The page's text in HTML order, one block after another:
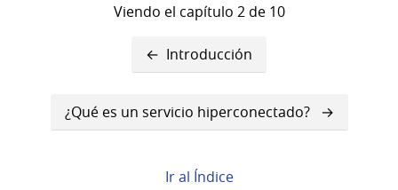
Viendo el capítulo 2 de 10
transversales
Introducción
¿Qué es un servicio hiperconectado?
Ir al Índice